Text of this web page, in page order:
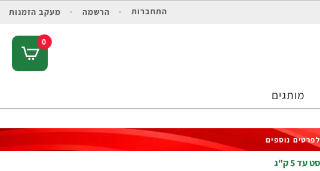
התחברות הרשמה מעקב הזמנות
0
מותגים
לפרטים נוספים